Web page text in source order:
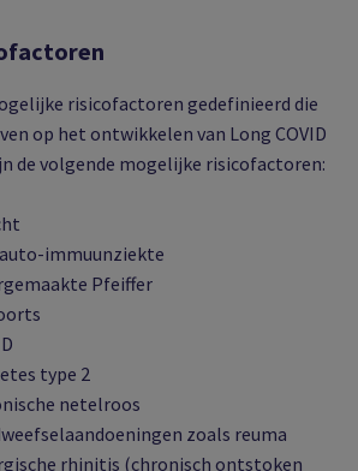
risicofactoren gedefinieerd die
op het ontwikkelen van Long COVID
de volgende mogelijke risicofactoren:
immuunziekte
Pfeiffer
type 2
netelroos
zoals reuma
rhinitis (chronisch ontstoken